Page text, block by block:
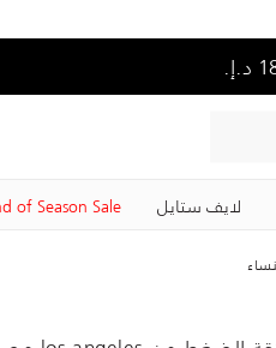
لايف ستايل of Season Sale